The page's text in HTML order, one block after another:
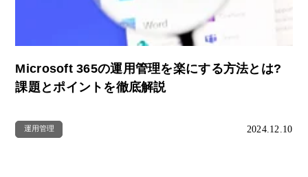
Microsoft 365の運用管理を楽にする方法とは?
課題とポイントを徹底解説
運用管理 2024.12.10